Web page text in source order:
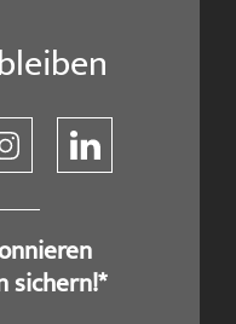
sichern!*